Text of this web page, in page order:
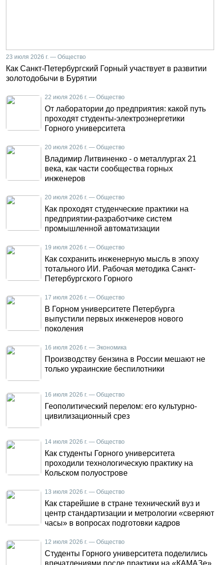
23 июля 2026 г. — Общество
Как Санкт-Петербургский Горный участвует в развитии
золотодобычи в Бурятии
22 июля 2026 г. — Общество
От лаборатории до предприятия: какой путь
проходят студенты-электроэнергетики
Горного университета
20 июля 2026 г. — Общество
Владимир Литвиненко - о металлургах 21
века, как части сообщества горных
инженеров
20 июля 2026 г. — Общество
Как проходят студенческие практики на
предприятии-разработчике систем
промышленной автоматизации
19 июля 2026 г. — Общество
Как сохранить инженерную мысль в эпоху
тотального ИИ. Рабочая методика Санкт-
Петербургского Горного
17 июля 2026 г. — Общество
В Горном университете Петербурга
выпустили первых инженеров нового
поколения
16 июля 2026 г. — Экономика
Производству бензина в России мешают не
только украинские беспилотники
16 июля 2026 г. — Общество
Геополитический перелом: его культурно-
цивилизационный срез
14 июля 2026 г. — Общество
Как студенты Горного университета
проходили технологическую практику на
Кольском полуострове
13 июля 2026 г. — Общество
Как старейшие в стране технический вуз и
центр стандартизации и метрологии «сверяют
часы» в вопросах подготовки кадров
12 июля 2026 г. — Общество
Студенты Горного университета поделились
впечатлениями после практики на «КАМАЗе»